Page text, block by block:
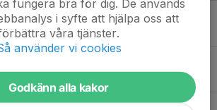
P15 den 3 november!
0
fungera bra för dig. De används
i syfte att hjälpa oss att
våra tjänster.
använder vi cookies
Godkänn alla kakor